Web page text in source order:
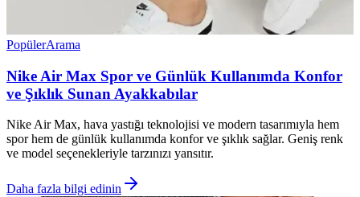
PopülerArama
Nike Air Max Spor ve Günlük Kullanımda Konfor
ve Şıklık Sunan Ayakkabılar
Nike Air Max, hava yastığı teknolojisi ve modern tasarımıyla hem
spor hem de günlük kullanımda konfor ve şıklık sağlar. Geniş renk
ve model seçenekleriyle tarzınızı yansıtır.
Daha fazla bilgi edinin